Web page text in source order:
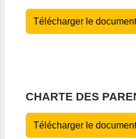
Télécharger le
CHARTE DES
Télécharger le